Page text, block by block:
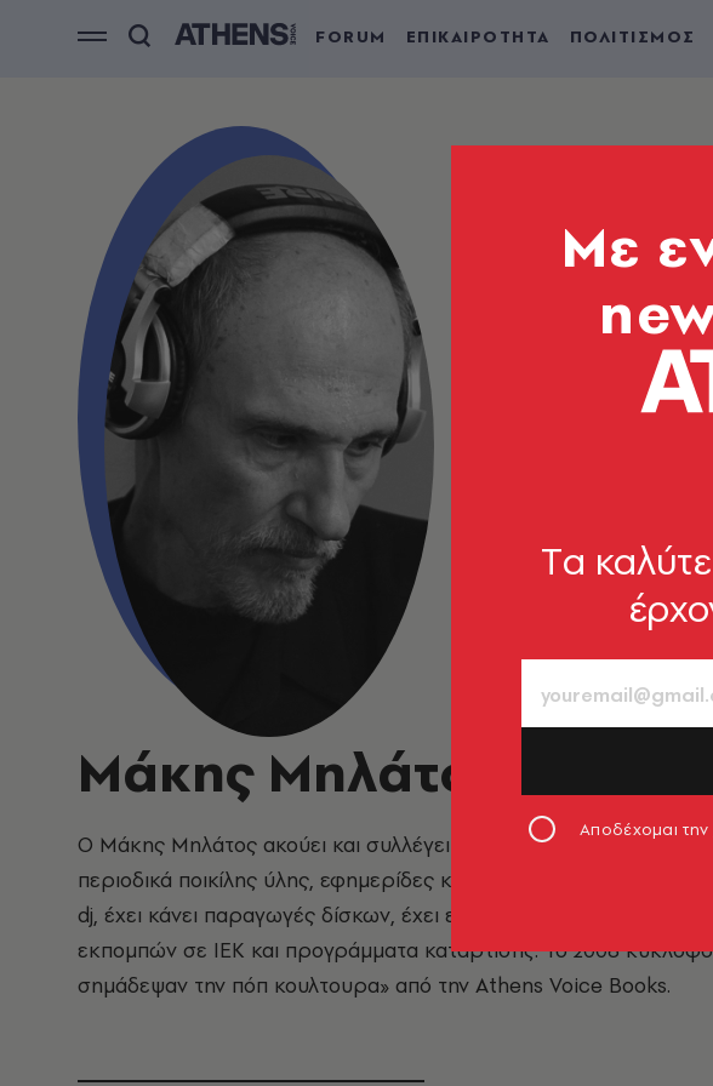
FORUM ΕΠΙΚΑΙΡΟΤΗΤΑ ΠΟΛΙΤΙΣΜΟΣ
Μάκης Μηλάτος
Ο Μάκης Μηλάτος ακούει και συλλέγει δίσκους από το 1974. Από
περιοδικά ποικίλης ύλης, εφημερίδες και από το 1980 κάνει
dj, έχει κάνει παραγωγές δίσκων, έχει επιμεληθεί συλλογές και
εκπομπών σε ΙΕΚ και προγράμματα κατάρτισης. To 2006
σημάδεψαν την πόπ κουλτουρα» από την Athens Voice Books.
Mε
Tα
Αποδέχομαι την